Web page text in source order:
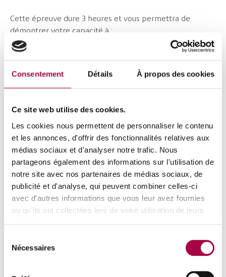
Consentement Détails À propos des cookies
Ce site web utilise des cookies.
Les cookies nous permettent de personnaliser le contenu
et les annonces, d'offrir des fonctionnalités relatives aux
médias sociaux et d'analyser notre trafic. Nous
partageons également des informations sur l'utilisation de
notre site avec nos partenaires de médias sociaux, de
publicité et d'analyse, qui peuvent combiner celles-ci
avec d'autres informations que vous leur avez fournies
ou qu'ils ont collectées lors de votre utilisation de leurs
Nécessaires
Cette épreuve dure 3 heures et vous permettra de
démontrer votre capacité à :
Mener une action de formation ;
Évaluer la qualité de ses séquences de formation.
Pour en savoir plus sur les compétences évaluées,
consultezcette page. Vous pouvez également remplirce
documentpour savoir si vous êtes prêt(e) à passer
l’épreuve.
Où passer l’épreuve ?
Les épreuves de validation des compétences pour ce
métier sont organisées par :
Liège